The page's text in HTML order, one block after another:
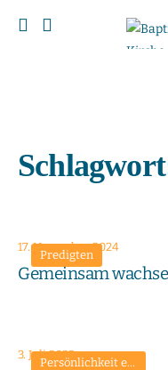
Predigten
17. November 2024
Gemeinsam
Persönlichkeit entwickeln
3. Juli 2022